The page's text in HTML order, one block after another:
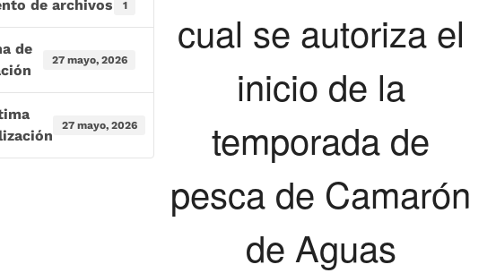
de archivos 1
de
27 mayo, 2026
27 mayo, 2026
cual se autoriza el
inicio de la
temporada de
pesca de Camarón
de Aguas